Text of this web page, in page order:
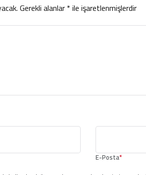
Gerekli alanlar*ile işaretlenmişlerdir
E-Posta*